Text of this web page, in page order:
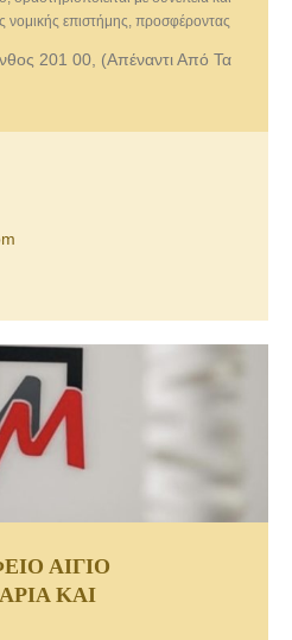
νομικής επιστήμης, προσφέροντας
και φορείς. Με πολυετή
ο Δικηγόρος Άγγελος Νέγρης
και εμπράγματου
201 00, (Απέναντι Από Τα
ΑΙΓΙΟ
ΚΑΙ